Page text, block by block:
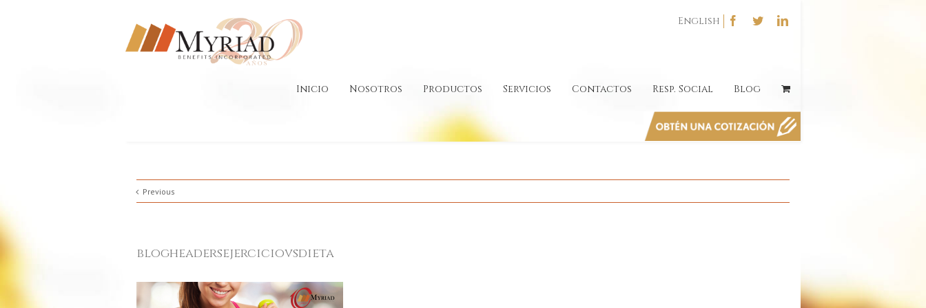
English
Inicio Nosotros Productos Servicios Contactos Resp. Social Blog
Previous
blogheadersejerciciovsdieta